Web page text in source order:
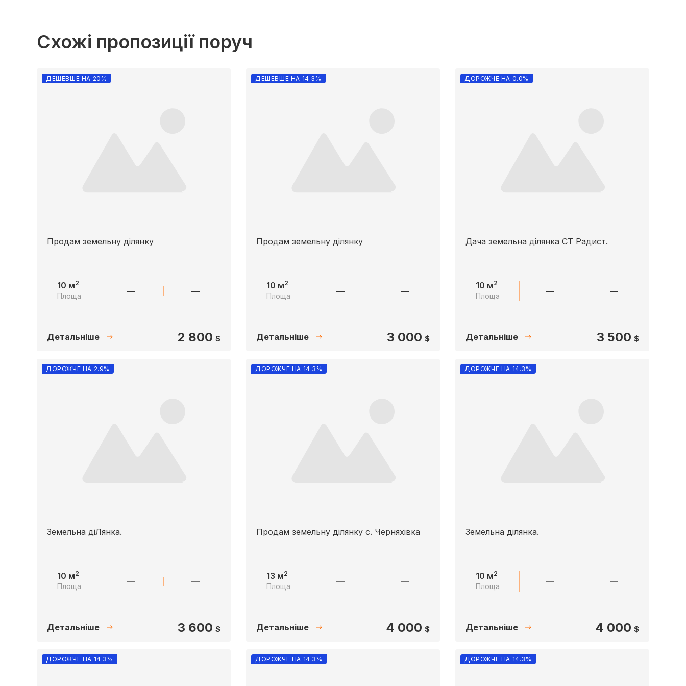
Схожі пропозиції поруч
ДЕШЕВШЕ НА 20%
Продам земельну ділянку
10 м2
Площа — —
Детальніше 2 800 $
ДЕШЕВШЕ НА 14.3%
Продам земельну дiлянку
10 м2
Площа — —
Детальніше 3 000 $
ДОРОЖЧЕ НА 0.0%
Дача земельна ділянка СТ Радист.
10 м2
Площа — —
Детальніше 3 500 $
ДОРОЖЧЕ НА 2.9%
Земельна дiЛянка.
10 м2
Площа — —
Детальніше 3 600 $
ДОРОЖЧЕ НА 14.3%
Продам земельну ділянку с. Черняхівка
13 м2
Площа — —
Детальніше 4 000 $
ДОРОЖЧЕ НА 14.3%
Земельна ділянка.
10 м2
Площа — —
Детальніше 4 000 $
ДОРОЖЧЕ НА 14.3% ДОРОЖЧЕ НА 14.3% ДОРОЖЧЕ НА 14.3%